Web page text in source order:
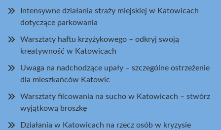
Intensywne działania straży miejskiej w Katowicach
dotyczące parkowania
Warsztaty haftu krzyżykowego – odkryj swoją
kreatywność w Katowicach
Uwaga na nadchodzące upały – szczególne ostrzeżenie
dla mieszkańców Katowic
Warsztaty filcowania na sucho w Katowicach – stwórz
wyjątkową broszkę
Działania w Katowicach na rzecz osób w kryzysie